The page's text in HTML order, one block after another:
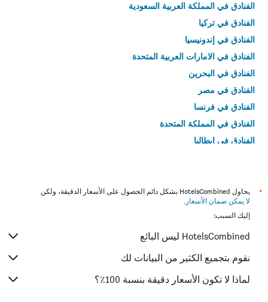
الفنادق في المملكة العربية السعودية
الفنادق في تركيا
الفنادق في إندونيسيا
الفنادق في الامارات العربية المتحدة
الفنادق في البحرين
الفنادق في مصر
الفنادق في فرنسا
الفنادق في المملكة المتحدة
الفنادق في إيطاليا
*
يحاول HotelsCombined بشكل دائم الحصول على الأسعار الدقيقة، ولكن
لا يمكن ضمان الأسعار .
إليك السبب:
HotelsCombined ليس البائع
نقوم بتجميع الكثير من البيانات لك
لماذا لا تكون الأسعار دقيقة بنسبة 100٪؟